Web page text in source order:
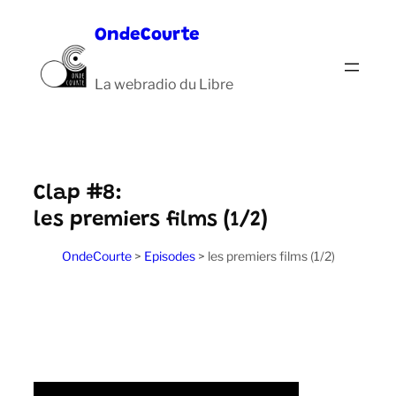
contenu
OndeCourte
La webradio du Libre
Clap #8:
les premiers films (1/2)
OndeCourte> Episodes> les premiers films (1/2)